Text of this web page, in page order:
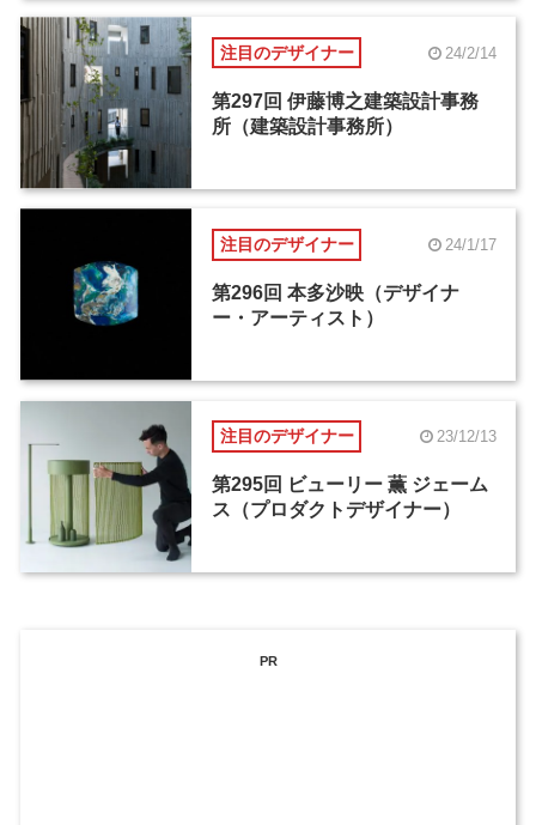
注目のデザイナー 24/2/14
第297回 伊藤博之建築設計事務
所（建築設計事務所）
注目のデザイナー 24/1/17
第296回 本多沙映（デザイナ
ー・アーティスト）
注目のデザイナー 23/12/13
第295回 ビューリー 薫 ジェーム
ス（プロダクトデザイナー）
PR